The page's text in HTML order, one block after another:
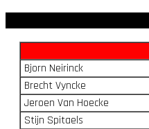
Bjorn Neirinck
Brecht Vyncke
Jeroen Van Hoecke
Stijn Spitaels